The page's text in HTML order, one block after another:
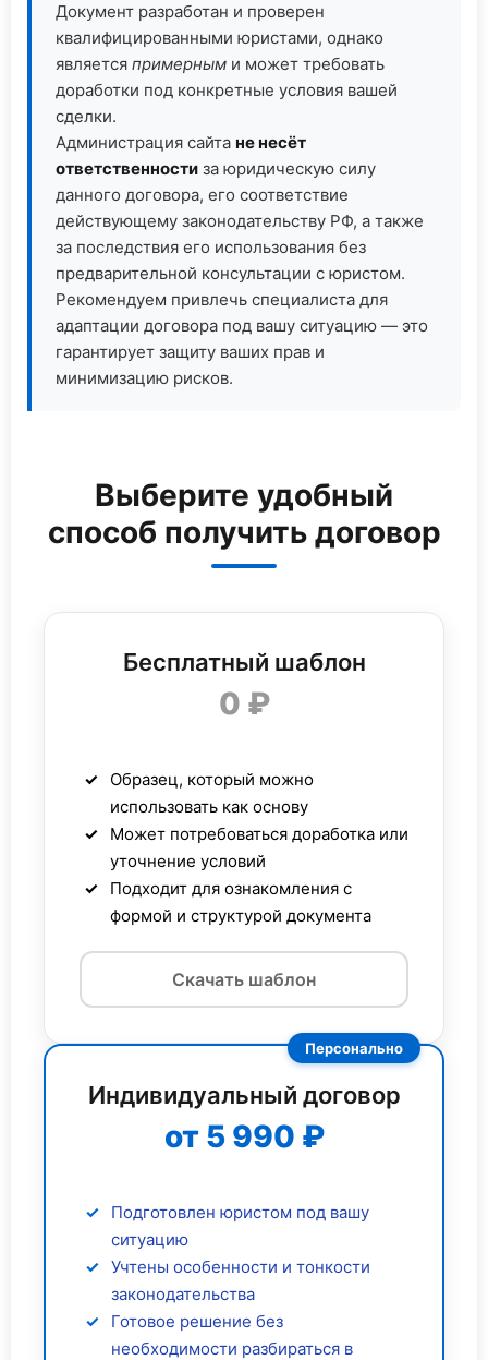
Документ разработан и проверен
квалифицированными юристами, однако
является примерным и может требовать
доработки под конкретные условия вашей
сделки.
Администрация сайта не несёт
ответственности за юридическую силу
данного договора, его соответствие
действующему законодательству РФ, а также
за последствия его использования без
предварительной консультации с юристом.
Рекомендуем привлечь специалиста для
адаптации договора под вашу ситуацию — это
гарантирует защиту ваших прав и
минимизацию рисков.
Выберите удобный
способ получить договор
Бесплатный шаблон
0 ₽
Образец, который можно
использовать как основу
Может потребоваться доработка или
уточнение условий
Подходит для ознакомления с
формой и структурой документа
Скачать шаблон
Персонально
Индивидуальный договор
от 5 990 ₽
Подготовлен юристом под вашу
ситуацию
Учтены особенности и тонкости
законодательства
Готовое решение без
необходимости разбираться в